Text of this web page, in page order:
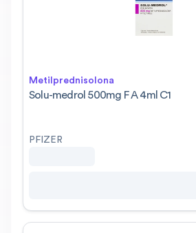
Metilprednisolona
Solu-medrol 500mg F A 4ml C1
PFIZER